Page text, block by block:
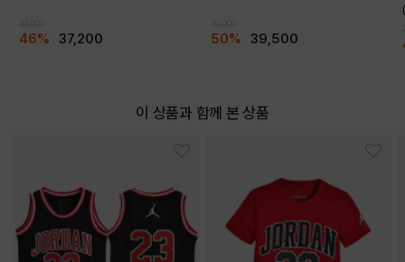
46% 37,200 50% 39,500
이 상품과 함께 본 상품